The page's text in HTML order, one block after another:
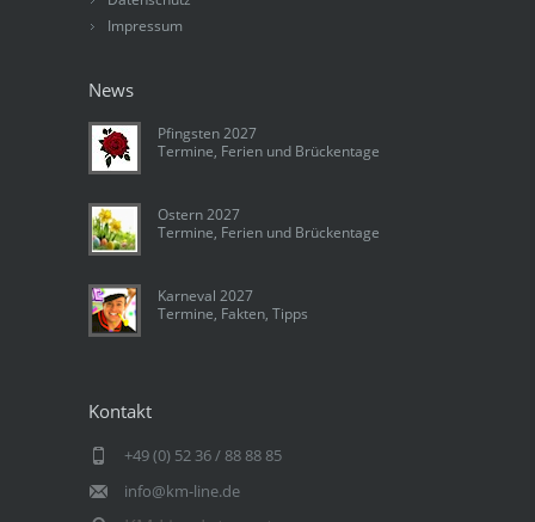
Impressum
News
Pfingsten 2027
Termine, Ferien und Brückentage
Ostern 2027
Termine, Ferien und Brückentage
Karneval 2027
Termine, Fakten, Tipps
Kontakt
+49 (0) 52 36 / 88 88 85
info@km-line.de